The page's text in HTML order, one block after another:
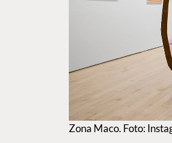
Zona Maco. Foto: